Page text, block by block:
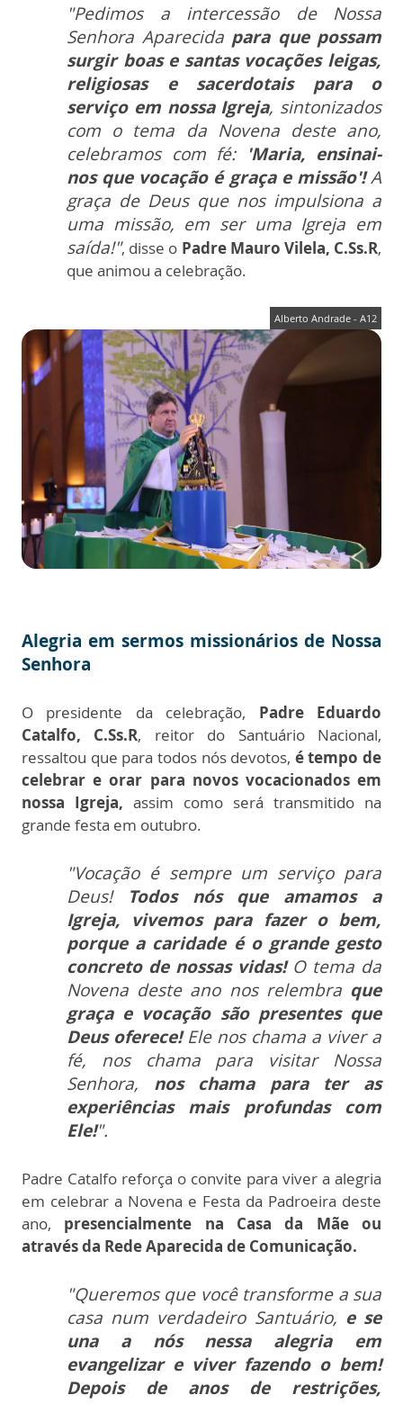
"Pedimos a intercessão de Nossa
Senhora Aparecida para que possam
surgir boas e santas vocações leigas,
religiosas e sacerdotais para o
serviço em nossa Igreja, sintonizados
com o tema da Novena deste ano,
celebramos com fé: 'Maria, ensinai-
nos que vocação é graça e missão'!A
graça de Deus que nos impulsiona a
uma missão, em ser uma Igreja em
saída!", disse o Padre Mauro Vilela, C.Ss.R,
que animou a celebração.
Alberto Andrade - A12
Alegria em sermos missionários de Nossa
Senhora
O presidente da celebração, Padre Eduardo
Catalfo, C.Ss.R, reitor do Santuário Nacional,
ressaltou que para todos nós devotos, é tempo de
celebrar e orar para novos vocacionados em
nossa Igreja, assim como será transmitido na
grande festa em outubro.
"Vocação é sempre um serviço para
Deus!
Todos nós que amamos a
Igreja, vivemos para fazer o bem,
porque a caridade é o grande gesto
concreto de nossas vidas! O tema da
Novena deste ano nos relembra que
graça e vocação são presentes que
Deus oferece!Ele nos chama a viver a
fé, nos chama para visitar Nossa
Senhora, nos chama para ter as
experiências mais profundas com
Ele!".
Padre Catalfo reforça o convite para viver a alegria
em celebrar a Novena e Festa da Padroeira deste
ano, presencialmente na Casa da Mãe ou
através da Rede Aparecida de Comunicação.
"Queremos que você transforme a sua
casa num verdadeiro Santuário, e se
una a nós nessa alegria em
evangelizar e viver fazendo o bem!
Depois de anos de restrições,